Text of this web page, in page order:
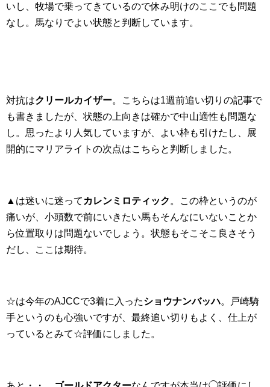
いし、牧場で乗ってきているので休み明けのここでも問題
なし。馬なりでよい状態と判断しています。
対抗はクリールカイザー。こちらは1週前追い切りの記事で
も書きましたが、状態の上向きは確かで中山適性も問題な
し。思ったより人気していますが、よい枠も引けたし、展
開的にマリアライトの次点はこちらと判断しました。
▲は迷いに迷って カレンミロティック 。この枠というのが
痛いが、小頭数で前にいきたい馬もそんなにいないことか
ら位置取りは問題ないでしょう。状態もそこそこ良さそう
だし、ここは期待。
☆は今年のAJCCで3着に入ったショウナンバッハ。戸崎騎
手というのも心強いですが、最終追い切りもよく、仕上が
っているとみて☆評価にしました。